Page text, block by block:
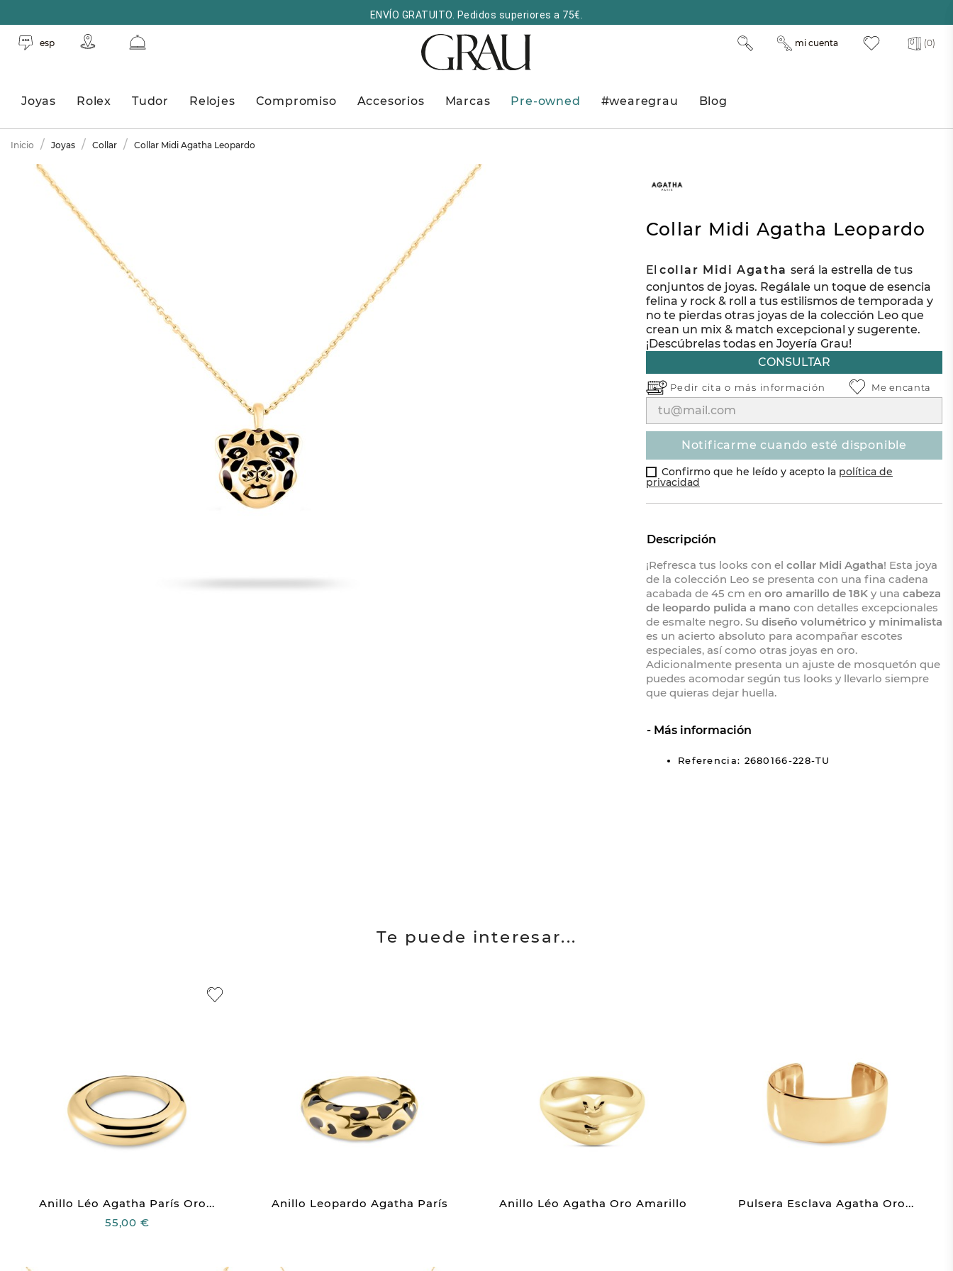
ENVÍO GRATUITO. Pedidos superiores a 75€.
esp (0)
mi cuenta
Joyas Rolex Tudor Relojes Compromiso Accesorios Marcas Pre-owned #wearegrau Blog
Inicio Joyas Collar Collar Midi Agatha Leopardo
Collar Midi Agatha Leopardo
El collar Midi Agathaserá la estrella de tus
conjuntos de joyas. Regálale un toque de esencia
felina y rock & roll a tus estilismos de temporada y
no te pierdas otras joyas de la colección Leo que
crean un mix & match excepcional y sugerente.
¡Descúbrelas todas en Joyería Grau!
CONSULTAR
Pedir cita o más información
notificarme cuando esté disponible
Confirmo que he leído y acepto la política de
privacidad
Me encanta
Descripción
¡Refresca tus looks con el collar Midi Agatha! Esta joya
de la colección Leo se presenta con una fina cadena
acabada de 45 cm en oro amarillo de 18Ky una cabeza
de leopardo pulida a mano con detalles excepcionales
de esmalte negro. Su diseño volumétrico y minimalista
es un acierto absoluto para acompañar escotes
especiales, así como otras joyas en oro.
Adicionalmente presenta un ajuste de mosquetón que
puedes acomodar según tus looks y llevarlo siempre
que quieras dejar huella.
Más información
Referencia: 2680166-228-TU
Te puede interesar...
Anillo Léo Agatha París Oro...
55,00 €
Anillo Leopardo Agatha París Anillo Léo Agatha Oro Amarillo Pulsera Esclava Agatha Oro...